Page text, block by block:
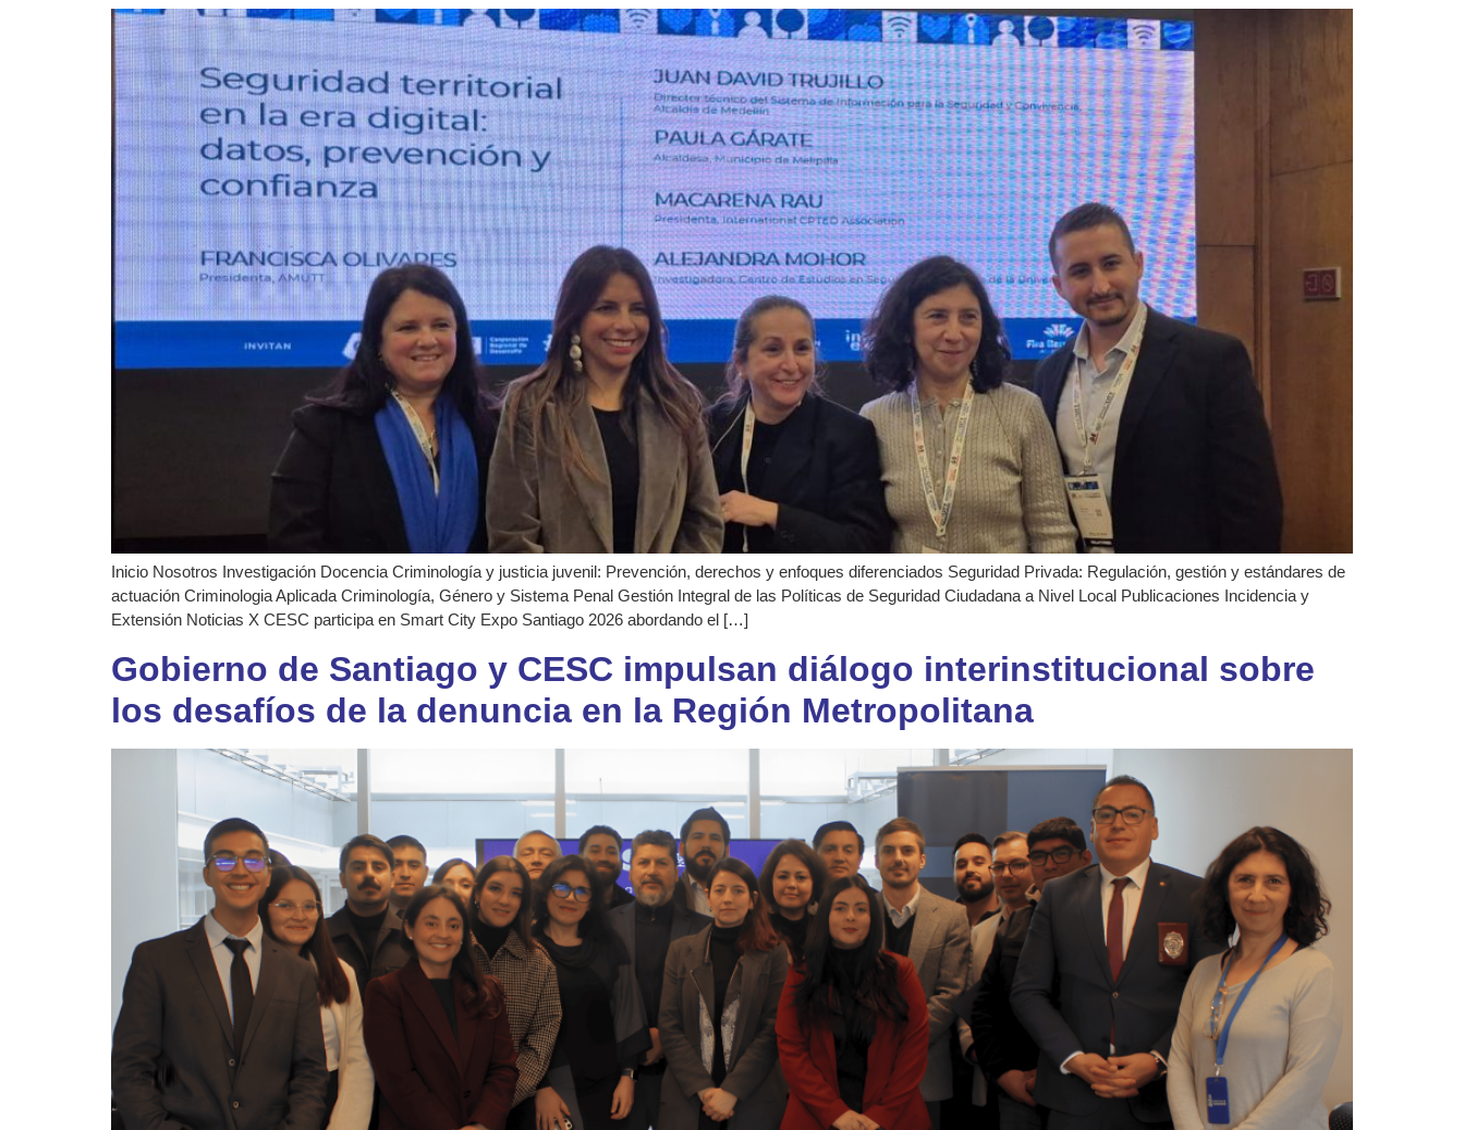
Inicio Nosotros Investigación Docencia Criminología y justicia juvenil: Prevención, derechos y enfoques diferenciados Seguridad Privada: Regulación, gestión y estándares de
actuación Criminologia Aplicada Criminología, Género y Sistema Penal Gestión Integral de las Políticas de Seguridad Ciudadana a Nivel Local Publicaciones Incidencia y
Extensión Noticias X CESC participa en Smart City Expo Santiago 2026 abordando el […]
Gobierno de Santiago y CESC impulsan diálogo interinstitucional sobre
los desafíos de la denuncia en la Región Metropolitana